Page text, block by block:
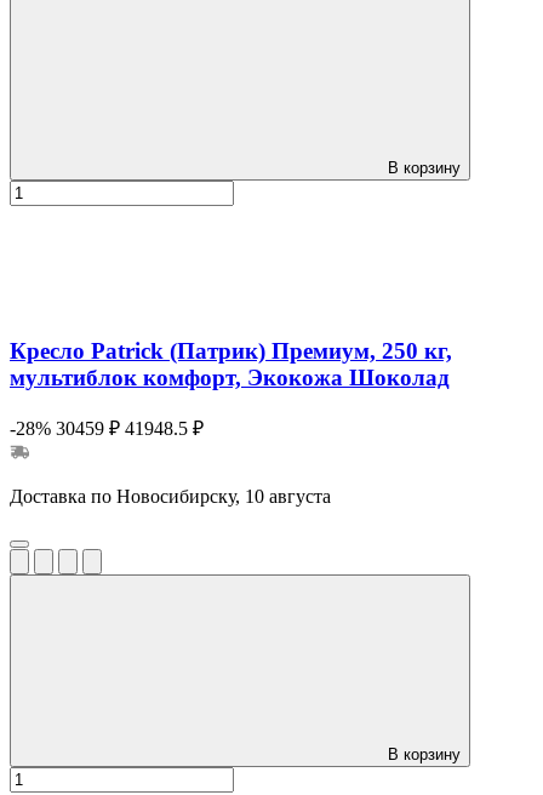
В корзину
Кресло Patrick (Патрик) Премиум, 250 кг,
мультиблок комфорт, Экокожа Шоколад
-28% 30459 ₽ 41948.5 ₽
Доставка по Новосибирску, 10 августа
В корзину